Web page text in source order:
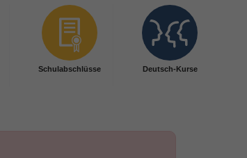
Schulabschlüsse Deutsch-Kurse